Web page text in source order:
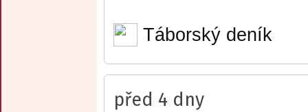
Táborský deník
před 4 dny